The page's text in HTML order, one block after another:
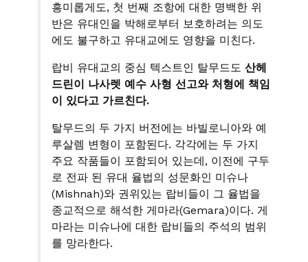
흥미롭게도, 첫 번째 조항에 대한 명백한 위
반은 유대인을 박해로부터 보호하려는 의도
에도 불구하고 유대교에도 영향을 미친다.
랍비 유대교의 중심 텍스트인 탈무드도 산헤
드린이 나사렛 예수 사형 선고와 처형에 책임
이 있다고 가르친다.
탈무드의 두 가지 버전에는 바빌로니아와 예
루살렘 변형이 포함된다. 각각에는 두 가지
주요 작품들이 포함되어 있는데, 이전에 구두
로 전파 된 유대 율법의 성문화인 미슈나
(Mishnah)와 권위있는 랍비들이 그 율법을
종교적으로 해석한 게마라(Gemara)이다. 게
마라는 미슈나에 대한 랍비들의 주석의 범위
를 망라한다.